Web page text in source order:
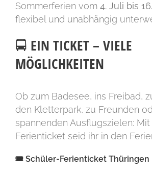
Sommerferien vom 4. Juli bis
flexibel und unabhängig
🚍 EIN TICKET – VIELE
MÖGLICHKEITEN
Ob zum Badesee, ins Freibad,
den Kletterpark, zu Freunden
spannenden Ausflugszielen:
Ferienticket seid ihr in den
🎟️ Schüler-Ferienticket Thüringen